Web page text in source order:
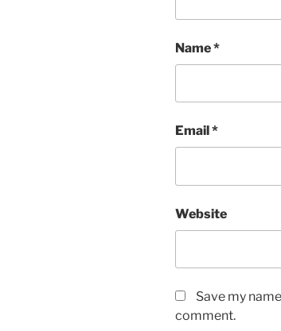
Name*
Email *
Website
Save my
comment.